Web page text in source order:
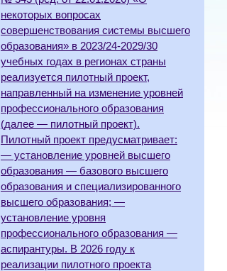
некоторых вопросах
совершенствования системы высшего
образования» в 2023/24-2029/30
учебных годах в регионах страны
реализуется пилотный проект,
направленный на изменение уровней
профессионального образования
(далее — пилотный проект).
Пилотный проект предусматривает:
— установление уровней высшего
образования — базового высшего
образования и специализированного
высшего образования; —
установление уровня
профессионального образования —
аспирантуры. В 2026 году к
реализации пилотного проекта